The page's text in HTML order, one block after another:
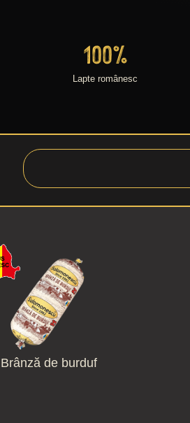
Lapte românesc
100%
Brânză de burduf